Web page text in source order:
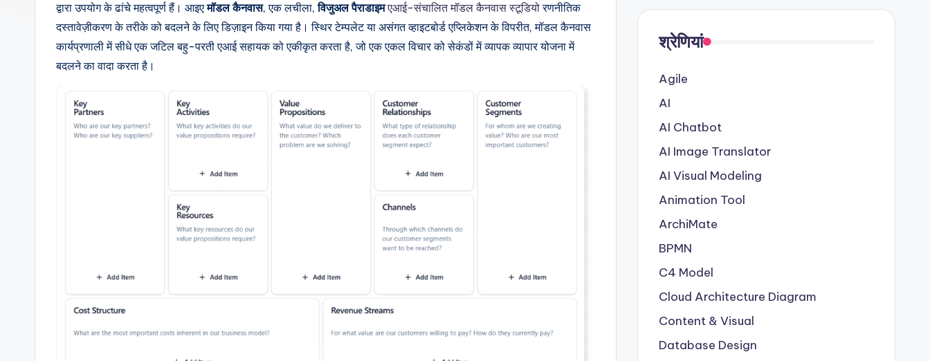
A
द्वारा उपयोग के ढांचे महत्वपूर्ण हैं। आइएमॉडल कैनवास, एक लचीला,विजुअल पैराडाइमएआई-संचालित मॉडल कैनवास स्टूडियोरणनीतिक
दस्तावेज़ीकरण के तरीके को बदलने के लिए डिज़ाइन किया गया है। स्थिर टेम्पलेट या असंगत व्हाइटबोर्ड एप्लिकेशन के विपरीत, मॉडल कैनवास
कार्यप्रणाली में सीधे एक जटिल बहु-परती एआई सहायक को एकीकृत करता है, जो एक एकल विचार को सेकंडों में व्यापक व्यापार योजना में
बदलने का वादा करता है।
श्रेणियां
Agile
AI
AI Chatbot
AI Image Translator
AI Visual Modeling
Animation Tool
ArchiMate
BPMN
C4 Model
Cloud Architecture Diagram
Content & Visual
Database Design